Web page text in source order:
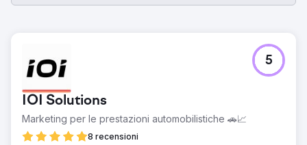
IOI Solutions
Marketing per le prestazioni automobilistiche 🚗📈
8 recensioni
5